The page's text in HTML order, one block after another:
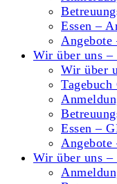
Essen –
Angebote
Wir über uns
Wir über
Essen –
Wir über uns –